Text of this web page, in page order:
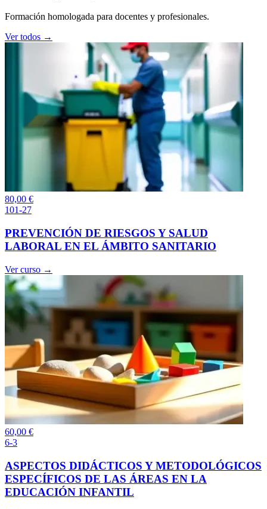
Formación homologada para docentes y profesionales.
Ver todos →
80,00 €
101-27
PREVENCIÓN DE RIESGOS Y SALUD
LABORAL EN EL ÁMBITO SANITARIO
Ver curso →
60,00 €
6-3
ASPECTOS DIDÁCTICOS Y METODOLÓGICOS
ESPECÍFICOS DE LAS ÁREAS EN LA
EDUCACIÓN INFANTIL